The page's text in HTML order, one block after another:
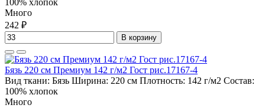
100% хлопок
Много
242 ₽
В корзину
Бязь 220 см Премиум 142 г/м2 Гост рис.17167-4
Вид ткани: Бязь Ширина: 220 см Плотность: 142 г/м2 Состав:
100% хлопок
Много